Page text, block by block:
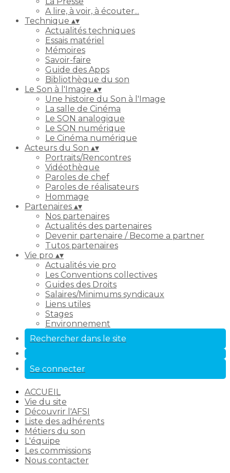
A lire, à voir, à écouter...
Technique ▴▾
Actualités techniques
Essais matériel
Mémoires
Savoir-faire
Guide des Apps
Bibliothèque du son
Le Son à l'Image ▴▾
Une histoire du Son à l'Image
La salle de Cinéma
Le SON analogique
Le SON numérique
Le Cinéma numérique
Acteurs du Son ▴▾
Portraits/Rencontres
Vidéothèque
Paroles de chef
Paroles de réalisateurs
Hommage
Partenaires ▴▾
Nos partenaires
Actualités des partenaires
Devenir partenaire / Become a partner
Tutos partenaires
Vie pro ▴▾
Actualités vie pro
Les Conventions collectives
Guides des Droits
Salaires/Minimums syndicaux
Liens utiles
Stages
Environnement
Rechercher dans le site
Se connecter
ACCUEIL
Vie du site
Découvrir l'AFSI
Liste des adhérents
Métiers du son
L'équipe
Les commissions
Nous contacter